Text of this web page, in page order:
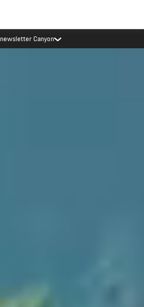
Canyon